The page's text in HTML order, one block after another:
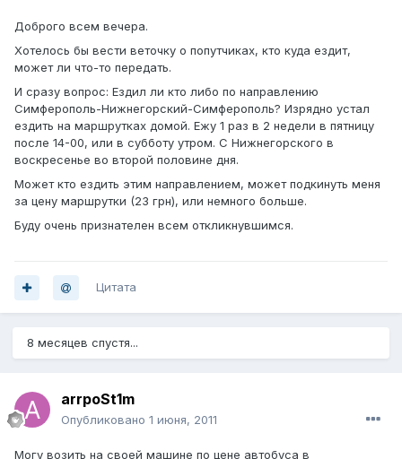
Доброго всем вечера.
Хотелось бы вести веточку о попутчиках, кто куда ездит,
может ли что-то передать.
И сразу вопрос: Ездил ли кто либо по направлению
Симферополь-Нижнегорский-Симферополь? Изрядно устал
ездить на маршрутках домой. Ежу 1 раз в 2 недели в пятницу
после 14-00, или в субботу утром. С Нижнегорского в
воскресенье во второй половине дня.
Может кто ездить этим направлением, может подкинуть меня
за цену маршрутки (23 грн), или немного больше.
Буду очень признателен всем откликнувшимся.
Цитата
8 месяцев спустя...
arrpoSt1m
Опубликовано 1 июня, 2011
Могу возить на своей машине по цене автобуса в